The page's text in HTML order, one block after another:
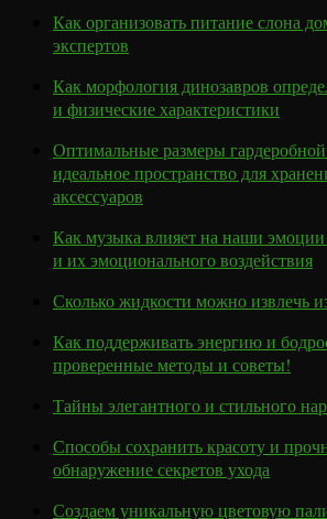
Как организовать питание слона
экспертов
Как морфология динозавров
и физические характеристики
Оптимальные размеры
идеальное пространство для
аксессуаров
Как музыка влияет на наши
и их эмоционального воздействия
Сколько жидкости можно извлечь
Как поддерживать энергию и
проверенные методы и советы!
Тайны элегантного и стильного
Способы сохранить красоту и
обнаружение секретов ухода
Создаем уникальную цветовую